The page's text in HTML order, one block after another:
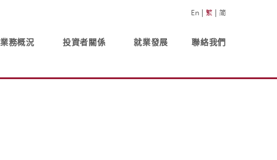
En 繁 简
業務概況 投資者關係 就業發展 聯絡我們